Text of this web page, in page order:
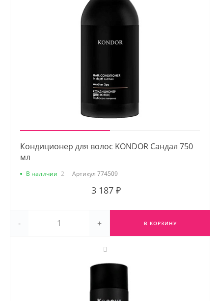
Кондиционер для волос KONDOR Сандал 750
мл
В наличии 2 Артикул 774509
3 187 ₽
- + В КОРЗИНУ